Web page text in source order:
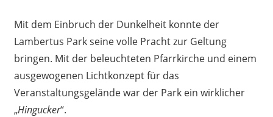
Mit dem Einbruch der Dunkelheit konnte der
Lambertus Park seine volle Pracht zur Geltung
bringen. Mit der beleuchteten Pfarrkirche und einem
ausgewogenen Lichtkonzept für das
Veranstaltungsgelände war der Park ein wirklicher
„Hingucker“.